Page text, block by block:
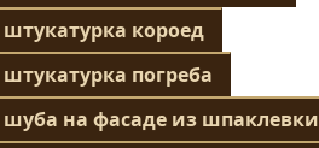
штукатурка короед
штукатурка погреба
шуба на фасаде из шпаклевки